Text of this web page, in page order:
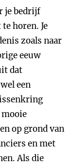
je bedrijf
horen. Je
zoals naar
eeuw
dat
een
op grond van
en met
Als die